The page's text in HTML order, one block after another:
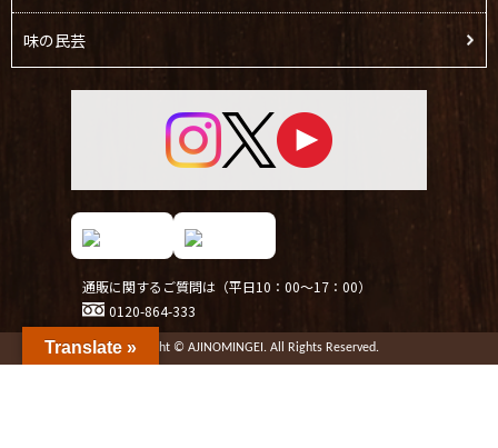
味の民芸
通販に関するご質問は（平日10：00～17：00）
0120-864-333
Copyright © AJINOMINGEI. All Rights Reserved.
Translate »